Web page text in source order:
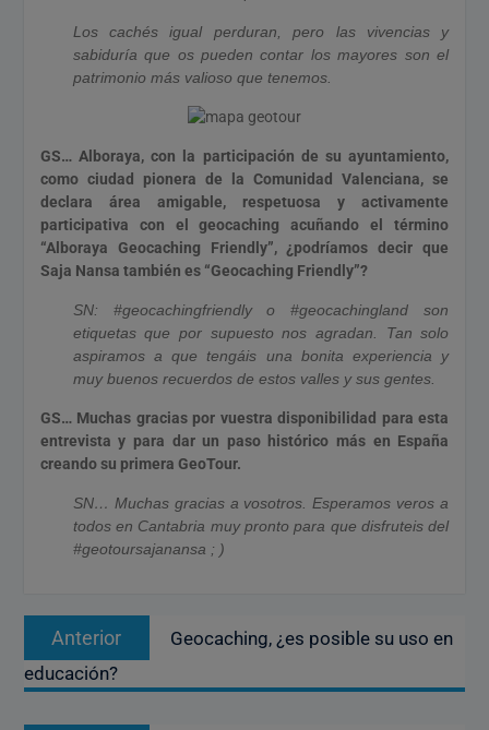
Los cachés igual perduran, pero las vivencias y
sabiduría que os pueden contar los mayores son el
patrimonio más valioso que tenemos.
GS… Alboraya, con la participación de su ayuntamiento,
como ciudad pionera de la Comunidad Valenciana, se
declara área amigable, respetuosa y activamente
participativa con el geocaching acuñando el término
“Alboraya Geocaching Friendly”, ¿podríamos decir que
Saja Nansa también es “Geocaching Friendly”?
SN: #geocachingfriendly o #geocachingland son
etiquetas que por supuesto nos agradan. Tan solo
aspiramos a que tengáis una bonita experiencia y
muy buenos recuerdos de estos valles y sus gentes.
GS… Muchas gracias por vuestra disponibilidad para esta
entrevista y para dar un paso histórico más en España
creando su primera GeoTour.
SN… Muchas gracias a vosotros. Esperamos veros a
todos en Cantabria muy pronto para que disfruteis del
#geotoursajanansa ; )
Navegación
entradas
Anterior
anterior:
Geocaching, ¿es posible su uso en
educación?